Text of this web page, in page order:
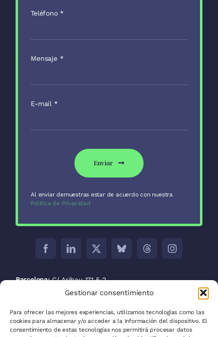
Gestionar consentimiento
Para ofrecer las mejores experiencias, utilizamos tecnologías como las
cookies para almacenar y/o acceder a la información del dispositivo. El
consentimiento de estas tecnologías nos permitirá procesar datos
Teléfono *
Mensaje *
E-mail *
Enviar
Al enviar demuestras estar de acuerdo con nuestra
Política de Privacidad
Barcelona:C/ Aribau 171 5-2
C/ José Abascal, 41, 28003
La Plata: C/ 53 entre 8 y 9 nº 680